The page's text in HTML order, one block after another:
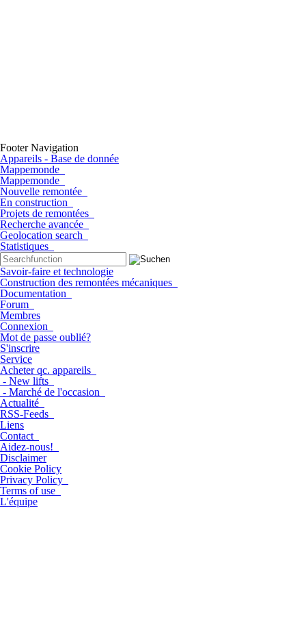
Footer Navigation
Appareils - Base de donnée
Mappemonde
Mappemonde
Nouvelle remontée
En construction
Projets de remontées
Recherche avancée
Geolocation search
Statistiques
Savoir-faire et technologie
Construction des remontées mécaniques
Documentation
Forum
Membres
Connexion
Mot de passe oublié?
S'inscrire
Service
Acheter qc. appareils
- New lifts
- Marché de l'occasion
Actualité
RSS-Feeds
Liens
Contact
Aidez-nous!
Disclaimer
Cookie Policy
Privacy Policy
Terms of use
L'équipe